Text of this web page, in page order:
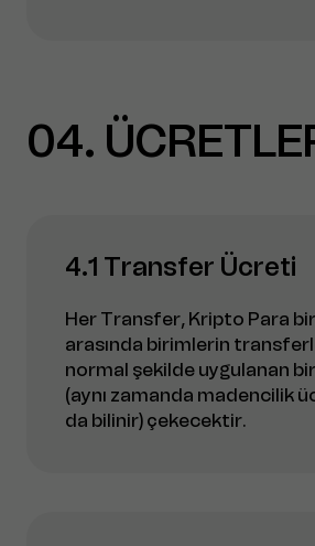
04
4.1 Transfer Ücreti
Her Transfer, Kripto Para
arasında birimlerin
normal şekilde uygulanan
(aynı zamanda madencilik
da bilinir) çekecektir.